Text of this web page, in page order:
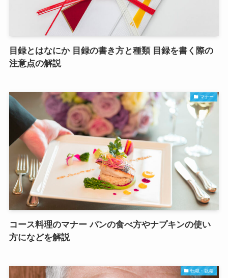
目録とはなにか 目録の書き方と種類 目録を書く際の
注意点の解説
マナー
コース料理のマナー パンの食べ方やナプキンの使い
方になどを解説
転職・就職